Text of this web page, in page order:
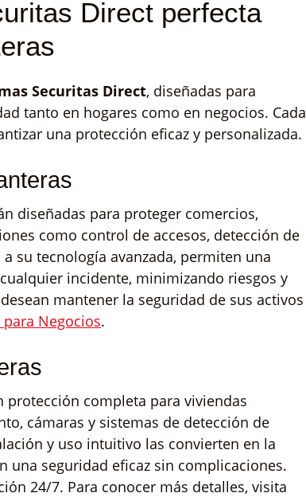
Direct perfecta
Securitas Direct, diseñadas para
tanto en hogares como en negocios. Cada
una protección eficaz y personalizada.
diseñadas para proteger comercios,
como control de accesos, detección de
su tecnología avanzada, permiten una
incidente, minimizando riesgos y
mantener la seguridad de sus activos
Negocios.
protección completa para viviendas
cámaras y sistemas de detección de
y uso intuitivo las convierten en la
una seguridad eficaz sin complicaciones.
24/7. Para conocer más detalles, visita